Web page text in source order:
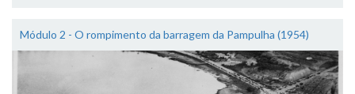
Módulo 2 - O rompimento da barragem da Pampulha (1954)